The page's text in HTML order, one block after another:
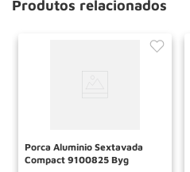
Produtos relacionados
Porca Aluminio Sextavada
Compact 9100825 Byg